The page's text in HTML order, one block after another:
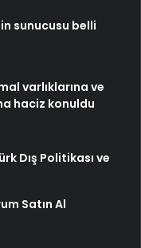
sunucusu belli
varlıklarına ve
haciz konuldu
Dış Politikası ve
Satın Al